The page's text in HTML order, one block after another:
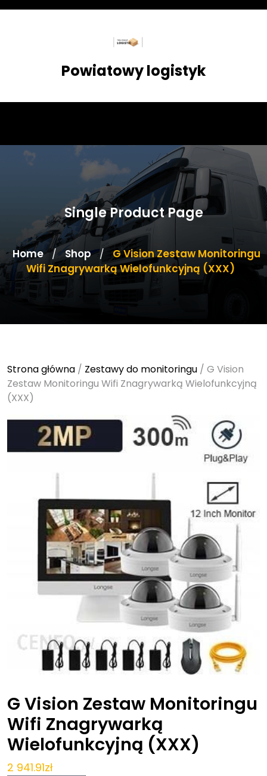
Skip
Powiatowy logistyk
Single Product Page
Home / Shop /
G Vision Zestaw Monitoringu
Wifi Znagrywarką Wielofunkcyjną (XXX)
Strona główna / Zestawy do monitoringu / G Vision
Zestaw Monitoringu Wifi Znagrywarką Wielofunkcyjną
(XXX)
G Vision Zestaw Monitoringu
Wifi Znagrywarką
Wielofunkcyjną (XXX)
2 941.91zł